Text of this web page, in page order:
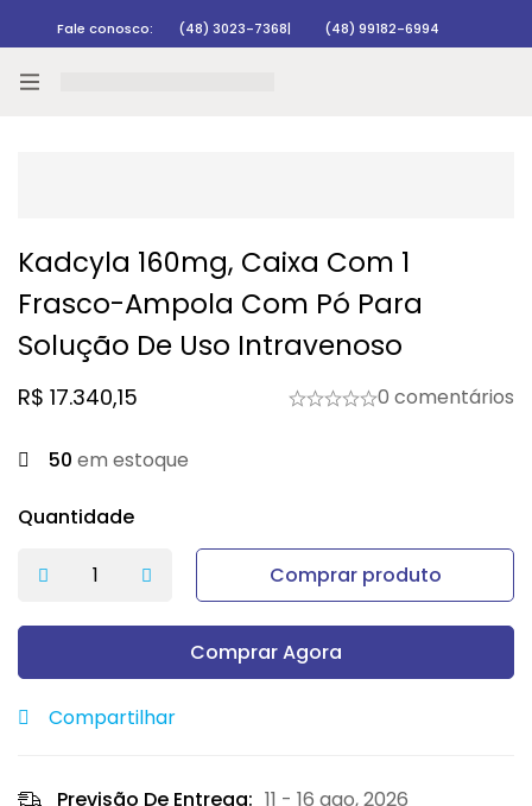
Fale conosco: (48) 3023-7368| (48) 99182-6994
Kadcyla 160mg, Caixa Com 1
Frasco-Ampola Com Pó Para
Solução De Uso Intravenoso
R$ 17.340,15 0 comentários
50 em estoque
Quantidade
Comprar produto
Comprar Agora
Compartilhar
Previsão De Entrega: 11 - 16 ago, 2026